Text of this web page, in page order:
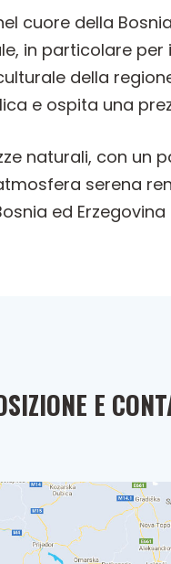
cuore della
in particolare
della
e ospita una
naturali, con un
serena
ed
E